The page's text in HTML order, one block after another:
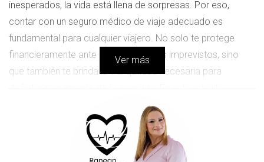
inesperados, la vida está llena de sorpresas. Por eso,
contar con un seguro médico de viaje adecuado es
fundamental para cualquier viajero. No solo te protege
financieramente ante gastos médicos imprevistos, sino
que también te brinda la tranquilidad necesaria para
analizaremos algunas de las mejores compañías que
ofrecen seguros médicos de viaje en USA, así como casos
reales que demuestran la importancia de tener esta
Ver más